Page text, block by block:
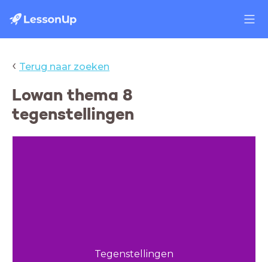
‹ Terug naar zoeken
Lowan thema 8
tegenstellingen
Tegenstellingen